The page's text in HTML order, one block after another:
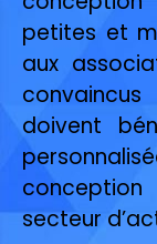
petites et
aux
doivent
secteur